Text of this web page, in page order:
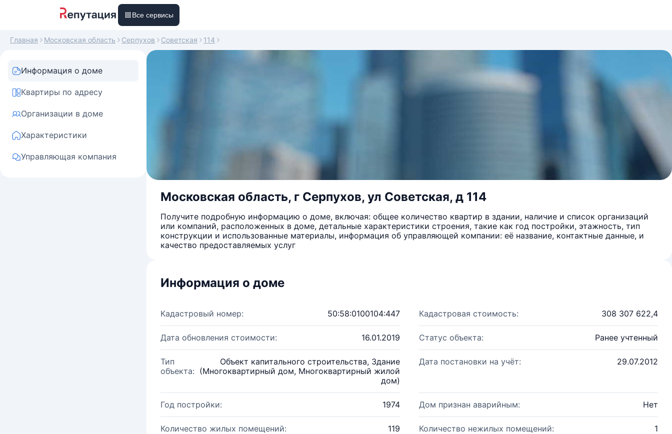
Все сервисы
Главная Московская область Серпухов Советская 114
Информация о доме
Квартиры по адресу
Организации в доме
Характеристики
Управляющая компания
Московская область, г Серпухов, ул Советская, д 114
Получите подробную информацию о доме, включая: общее количество квартир в здании, наличие и список организаций
или компаний, расположенных в доме, детальные характеристики строения, такие как год постройки, этажность, тип
конструкции и использованные материалы, информация об управляющей компании: её название, контактные данные, и
качество предоставляемых услуг
Информация о доме
Кадастровый номер: 50:58:0100104:447 Кадастровая стоимость: 308 307 622,4
Дата обновления стоимости: 16.01.2019 Статус объекта: Ранее учтенный
Тип
объекта:
Объект капитального строительства, Здание
(Многоквартирный дом, Многоквартирный жилой
дом)
Дата постановки на учёт: 29.07.2012
Год постройки: 1974 Дом признан аварийным: Нет
Количество жилых помещений: 119 Количество нежилых помещений: 1